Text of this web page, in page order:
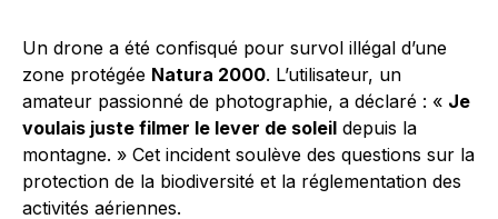
Un drone a été confisqué pour survol illégal d’une
zone protégée Natura 2000. L’utilisateur, un
amateur passionné de photographie, a déclaré : « Je
voulais juste filmer le lever de soleil depuis la
montagne. » Cet incident soulève des questions sur la
protection de la biodiversité et la réglementation des
activités aériennes.